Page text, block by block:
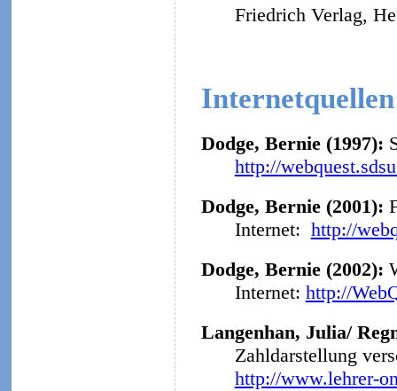
Friedrich Verlag,
Dodge, Bernie (1997):
http://
Dodge, Bernie (2001):
Internet: http://
Dodge, Bernie (2002):
Internet: http://
Langenhan, Julia/
Zahldarstellung
http://www.lehrer-